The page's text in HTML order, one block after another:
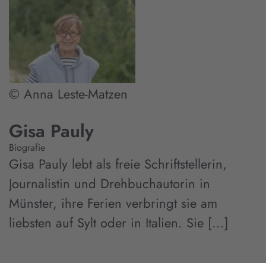
© Anna Leste-Matzen
Gisa Pauly
Biografie
Gisa Pauly lebt als freie Schriftstellerin,
Journalistin und Drehbuchautorin in
Münster, ihre Ferien verbringt sie am
liebsten auf Sylt oder in Italien. Sie [...]